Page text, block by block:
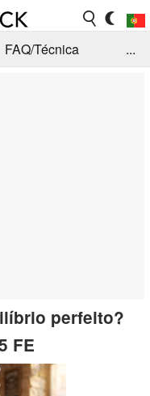
FAQ/Técnica
...
perfeito?
FE